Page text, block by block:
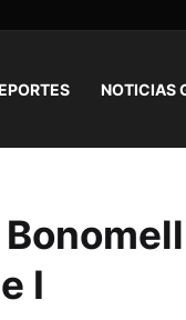
NOTICIAS
I